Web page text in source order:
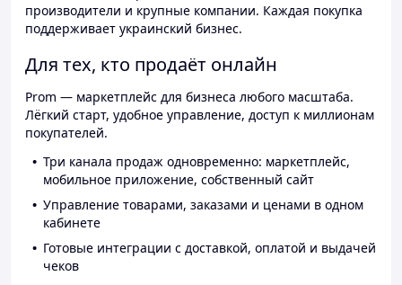
производители и крупные компании. Каждая покупка
поддерживает украинский бизнес.
Для тех, кто продаёт онлайн
Prom — маркетплейс для бизнеса любого масштаба.
Лёгкий старт, удобное управление, доступ к миллионам
покупателей.
Три канала продаж одновременно: маркетплейс,
мобильное приложение, собственный сайт
Управление товарами, заказами и ценами в одном
кабинете
Готовые интеграции с доставкой, оплатой и выдачей
чеков